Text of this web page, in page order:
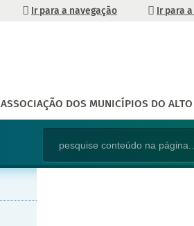
Ir para a navegação Ir para
ASSOCIAÇÃO DOS MUNICÍPIOS DO